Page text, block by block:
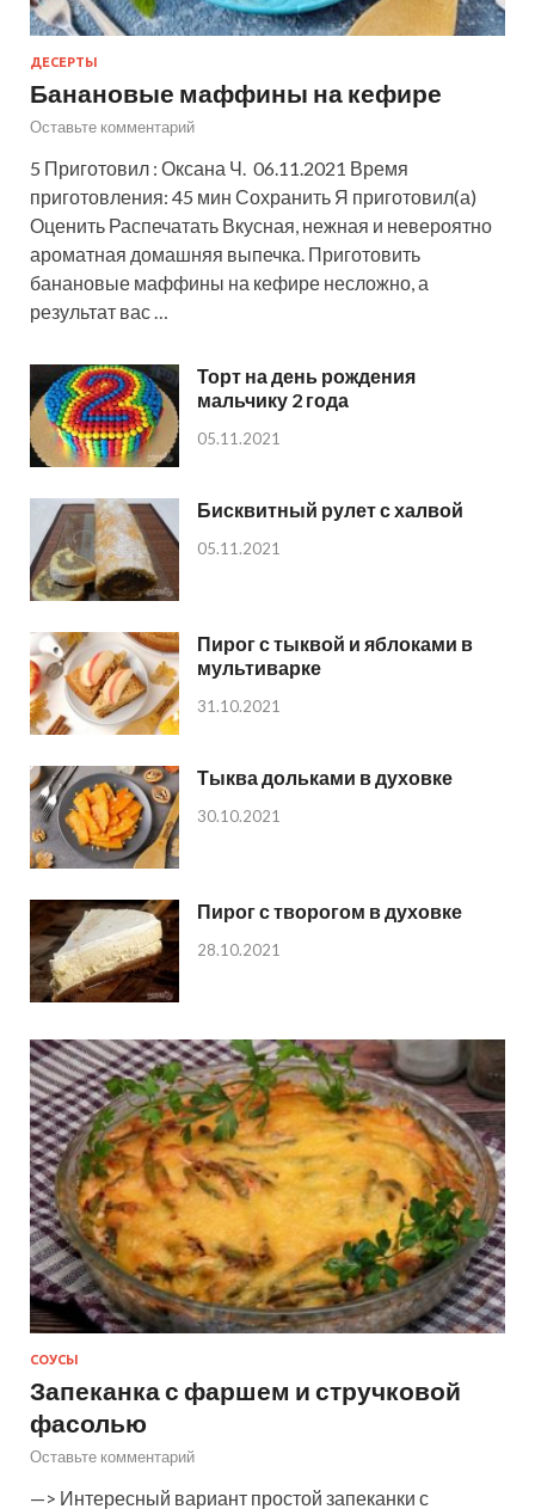
ДЕСЕРТЫ
Банановые маффины на кефире
Оставьте комментарий
5 Приготовил : Оксана Ч. 06.11.2021 Время
приготовления: 45 мин Сохранить Я приготовил(а)
Оценить Распечатать Вкусная, нежная и невероятно
ароматная домашняя выпечка. Приготовить
банановые маффины на кефире несложно, а
результат вас …
Торт на день рождения
мальчику 2 года
05.11.2021
Бисквитный рулет с халвой
05.11.2021
Пирог с тыквой и яблоками в
мультиварке
31.10.2021
Тыква дольками в духовке
30.10.2021
Пирог с творогом в духовке
28.10.2021
СОУСЫ
Запеканка с фаршем и стручковой
фасолью
Оставьте комментарий
—> Интересный вариант простой запеканки с